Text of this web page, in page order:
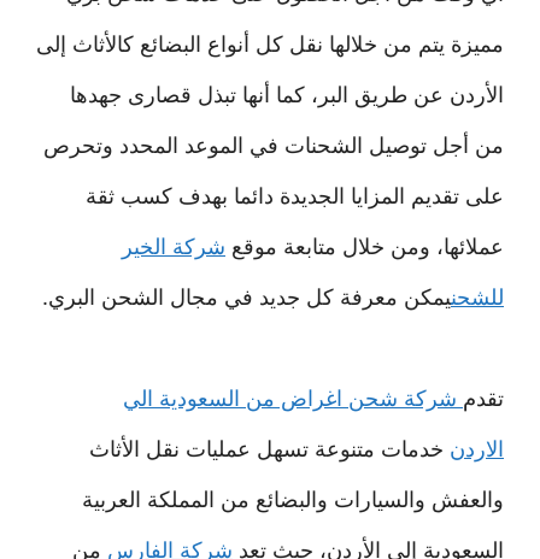
مميزة يتم من خلالها نقل كل أنواع البضائع كالأثاث إلى
الأردن عن طريق البر، كما أنها تبذل قصارى جهدها
من أجل توصيل الشحنات في الموعد المحدد وتحرص
على تقديم المزايا الجديدة دائما بهدف كسب ثقة
عملائها، ومن خلال متابعة موقع شركة الخير
للشحنيمكن معرفة كل جديد في مجال الشحن البري.
تقدم شركة شحن اغراض من السعودية الي
الاردن خدمات متنوعة تسهل عمليات نقل الأثاث
والعفش والسيارات والبضائع من المملكة العربية
السعودية إلى الأردن، حيث تعد شركة الفارس من